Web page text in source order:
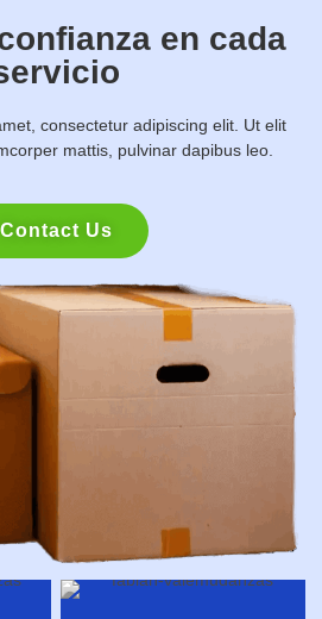
en cada
consectetur adipiscing elit. Ut elit
mattis, pulvinar dapibus leo.
Contact Us